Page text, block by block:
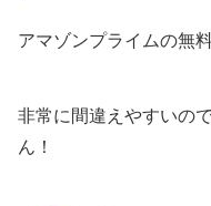
アマゾンプライムの無
非常に間違えやすいの
ん！